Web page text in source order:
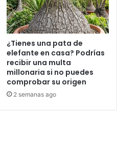
¿Tienes una pata de
elefante en casa? Podrías
recibir una multa
millonaria si no puedes
comprobar su origen
2 semanas ago